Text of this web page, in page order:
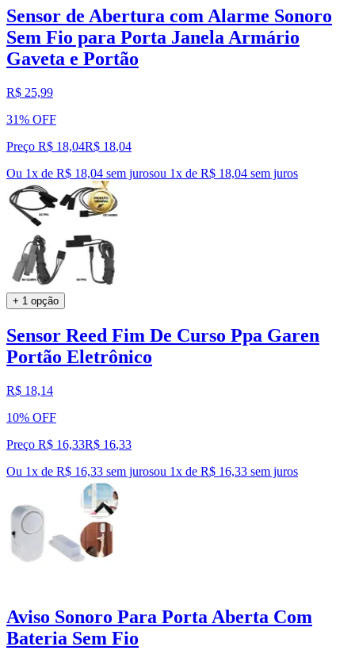
Sensor de Abertura com Alarme Sonoro
Sem Fio para Porta Janela Armário
Gaveta e Portão
R$ 25,99
31% OFF
Preço R$ 18,04R$ 18,04
Ou 1x de R$ 18,04 sem jurosou 1x de R$ 18,04 sem juros
+ 1 opção
Sensor Reed Fim De Curso Ppa Garen
Portão Eletrônico
R$ 18,14
10% OFF
Preço R$ 16,33R$ 16,33
Ou 1x de R$ 16,33 sem jurosou 1x de R$ 16,33 sem juros
Aviso Sonoro Para Porta Aberta Com
Bateria Sem Fio